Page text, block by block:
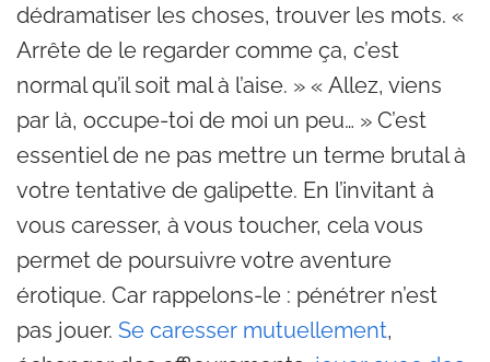
dédramatiser les choses, trouver les mots. «
Arrête de le regarder comme ça, c’est
normal qu’il soit mal à l’aise. » « Allez, viens
par là, occupe-toi de moi un peu… » C’est
essentiel de ne pas mettre un terme brutal à
votre tentative de galipette. En l’invitant à
vous caresser, à vous toucher, cela vous
permet de poursuivre votre aventure
érotique. Car rappelons-le : pénétrer n’est
pas jouer. Se caresser mutuellement,